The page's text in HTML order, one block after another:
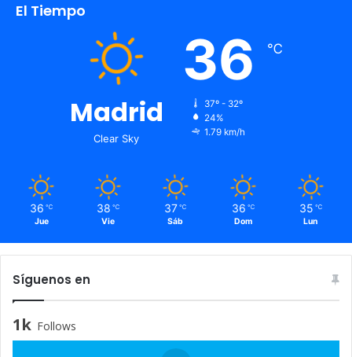
El Tiempo
Madrid
Clear Sky
36 ℃
37º - 32º
24%
1.79 km/h
36 ℃
Jue
38 ℃
Vie
37 ℃
Sáb
36 ℃
Dom
35 ℃
Lun
Síguenos en
1k Follows